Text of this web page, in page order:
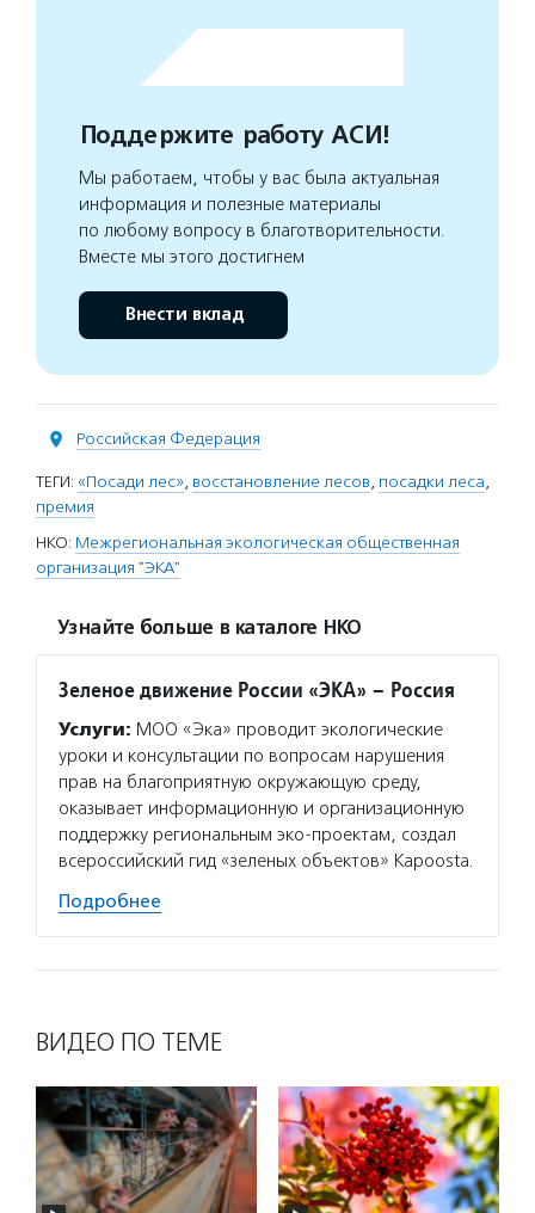
Поддержите работу АСИ!
Мы работаем, чтобы у вас была актуальная
информация и полезные материалы
по любому вопросу в благотворительности.
Вместе мы этого достигнем
Внести вклад
Российская Федерация
ТЕГИ: «Посади лес», восстановление лесов, посадки леса,
премия
НКО: Межрегиональная экологическая общественная
организация "ЭКА"
Узнайте больше в каталоге НКО
Зеленое движение России «ЭКА» – Россия
Услуги: МОО «Эка» проводит экологические
уроки и консультации по вопросам нарушения
прав на благоприятную окружающую среду,
оказывает информационную и организационную
поддержку региональным эко-проектам, создал
всероссийский гид «зеленых объектов» Kapoosta.
Подробнее
ВИДЕО ПО ТЕМЕ